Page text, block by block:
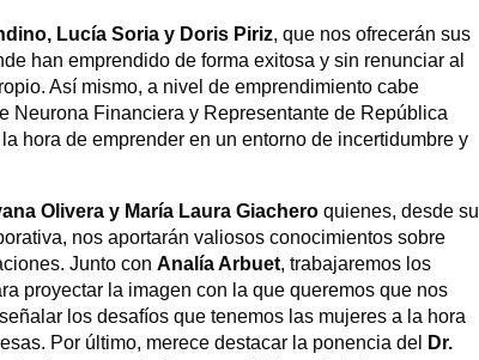
Lucía Soria y Doris Piriz, que nos ofrecerán sus
han emprendido de forma exitosa y sin renunciar al
Así mismo, a nivel de emprendimiento cabe
Neurona Financiera y Representante de República
hora de emprender en un entorno de incertidumbre y
Olivera y María Laura Giacheroquienes, desde su
nos aportarán valiosos conocimientos sobre
Junto conAnalía Arbuet, trabajaremos los
proyectar la imagen con la que queremos que nos
los desafíos que tenemos las mujeres a la hora
Por último, merece destacar la ponencia del
Dr.